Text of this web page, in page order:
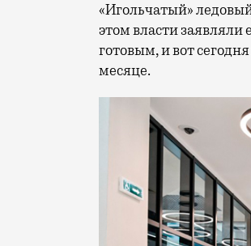
«Игольчатый»
этом власти
готовым, и вот
месяце.